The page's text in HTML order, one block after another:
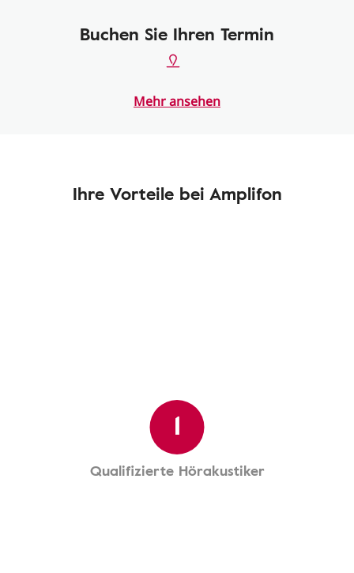
Buchen Sie Ihren Termin
Mehr ansehen
Ihre Vorteile bei Amplifon
1
Qualifizierte Hörakustiker